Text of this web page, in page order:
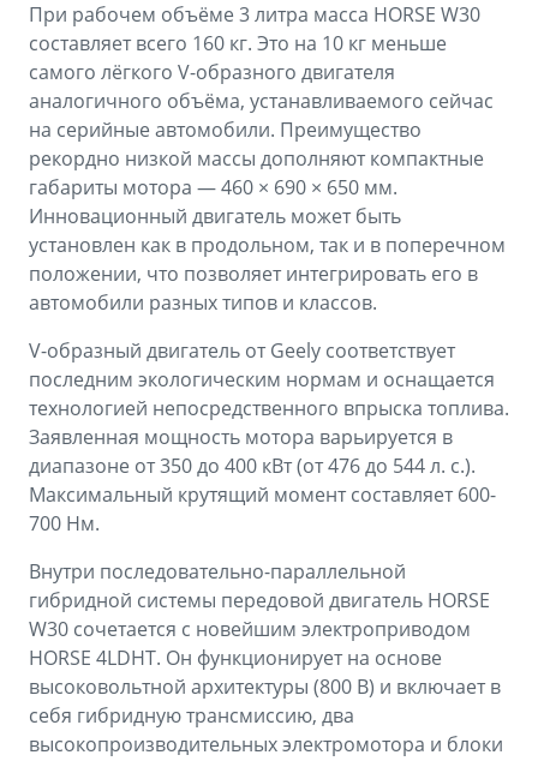
При рабочем объёме 3 литра масса HORSE W30
составляет всего 160 кг. Это на 10 кг меньше
самого лёгкого V-образного двигателя
аналогичного объёма, устанавливаемого сейчас
на серийные автомобили. Преимущество
рекордно низкой массы дополняют компактные
габариты мотора — 460 × 690 × 650 мм.
Инновационный двигатель может быть
установлен как в продольном, так и в поперечном
положении, что позволяет интегрировать его в
автомобили разных типов и классов.
V-образный двигатель от Geely соответствует
последним экологическим нормам и оснащается
технологией непосредственного впрыска топлива.
Заявленная мощность мотора варьируется в
диапазоне от 350 до 400 кВт (от 476 до 544 л. с.).
Максимальный крутящий момент составляет 600-
700 Нм.
Внутри последовательно-параллельной
гибридной системы передовой двигатель HORSE
W30 сочетается с новейшим электроприводом
HORSE 4LDHT. Он функционирует на основе
высоковольтной архитектуры (800 В) и включает в
себя гибридную трансмиссию, два
высокопроизводительных электромотора и блоки